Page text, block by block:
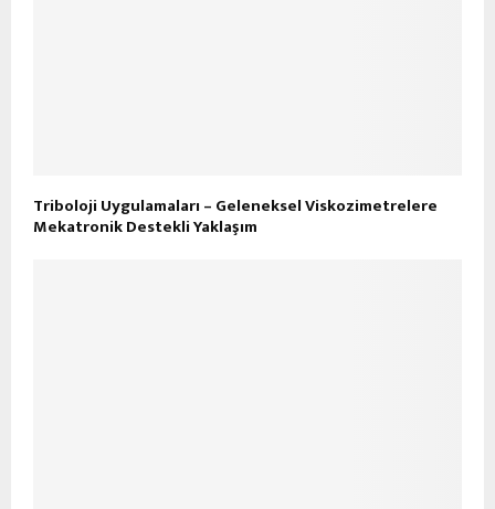
Triboloji Uygulamaları – Geleneksel Viskozimetrelere
Mekatronik Destekli Yaklaşım